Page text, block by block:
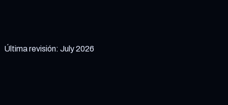
Última revisión: July 2026